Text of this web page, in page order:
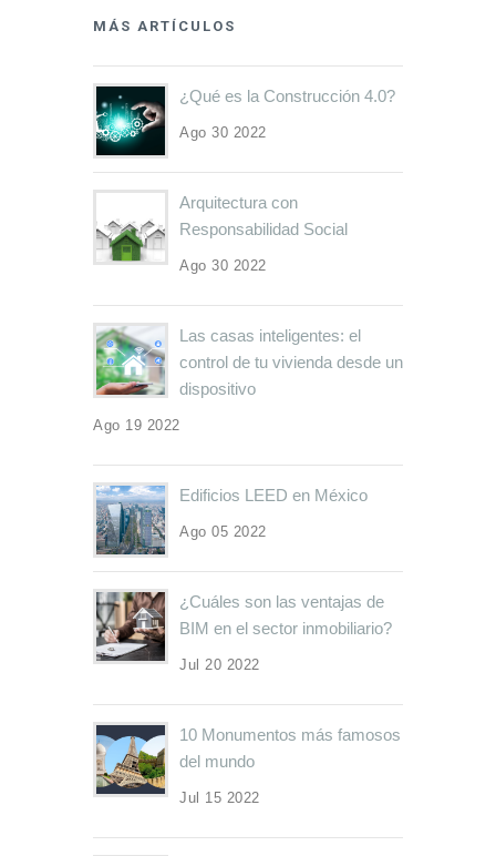
MÁS ARTÍCULOS
¿Qué es la Construcción 4.0?
Ago 30 2022
Arquitectura con
Responsabilidad Social
Ago 30 2022
Las casas inteligentes: el
control de tu vivienda desde un
dispositivo
Ago 19 2022
Edificios LEED en México
Ago 05 2022
¿Cuáles son las ventajas de
BIM en el sector inmobiliario?
Jul 20 2022
10 Monumentos más famosos
del mundo
Jul 15 2022